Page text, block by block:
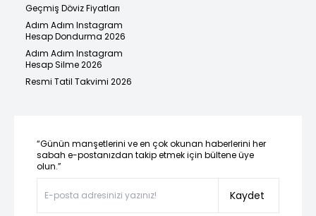
Geçmiş Döviz Fiyatları
Adım Adım Instagram
Hesap Dondurma 2026
Adım Adım Instagram
Hesap Silme 2026
Resmi Tatil Takvimi 2026
“Günün manşetlerini ve en çok okunan haberlerini her
sabah e-postanızdan takip etmek için bültene üye
olun.”
Kaydet